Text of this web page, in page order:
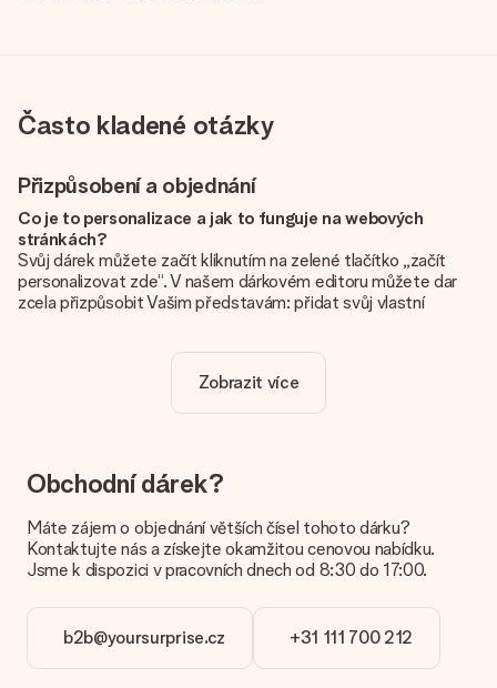
Často kladené otázky
Přizpůsobení a objednání
Co je to personalizace a jak to funguje na webových
stránkách?
Svůj dárek můžete začít kliknutím na zelené tlačítko „začít
personalizovat zde“. V našem dárkovém editoru můžete dar
zcela přizpůsobit Vašim představám: přidat svůj vlastní
Je personalizace zahrnuta v ceně?
Jak zjistím, zda má moje fotografie správnou kvalitu?
spokojeni. Proto je důležité používat vysoce kvalitní
fotografie. Pokud si nejste jisti kvalitou snímku, kontaktujte
náš zákaznický servis a přiložte fotografii spolu s dárkem,
za vás!
Jaké formáty mohu nahrát?
Zobrazit více
Obchodní dárek?
Máte zájem o objednání větších čísel tohoto dárku?
Kontaktujte nás a získejte okamžitou cenovou nabídku.
Jsme k dispozici v pracovních dnech od 8:30 do 17:00.
b2b@yoursurprise.cz +31 111 700 212